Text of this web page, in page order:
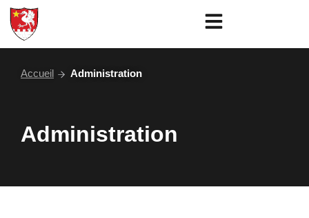
Aller
au
contenu
Accueil Administration
Administration